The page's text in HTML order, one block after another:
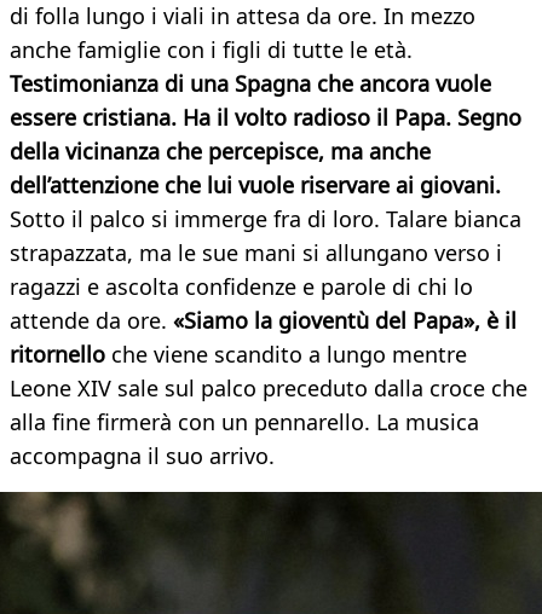
di folla lungo i viali in attesa da ore. In mezzo
anche famiglie con i figli di tutte le età.
Testimonianza di una Spagna che ancora vuole
essere cristiana. Ha il volto radioso il Papa. Segno
della vicinanza che percepisce, ma anche
dell’attenzione che lui vuole riservare ai giovani.
Sotto il palco si immerge fra di loro. Talare bianca
strapazzata, ma le sue mani si allungano verso i
ragazzi e ascolta confidenze e parole di chi lo
attende da ore. «Siamo la gioventù del Papa», è il
ritornello che viene scandito a lungo mentre
Leone XIV sale sul palco preceduto dalla croce che
alla fine firmerà con un pennarello. La musica
accompagna il suo arrivo.